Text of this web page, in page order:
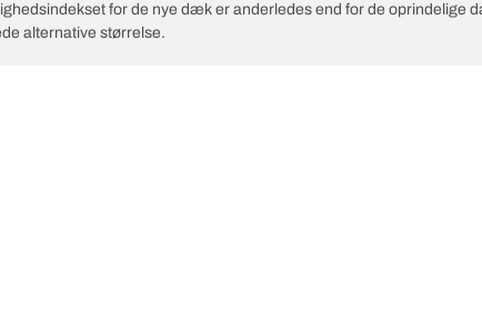
for de nye dæk er anderledes end for de oprindelige
alternative størrelse.